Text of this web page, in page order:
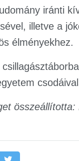
iránti
illetve a
élményekhez.
összeállította: